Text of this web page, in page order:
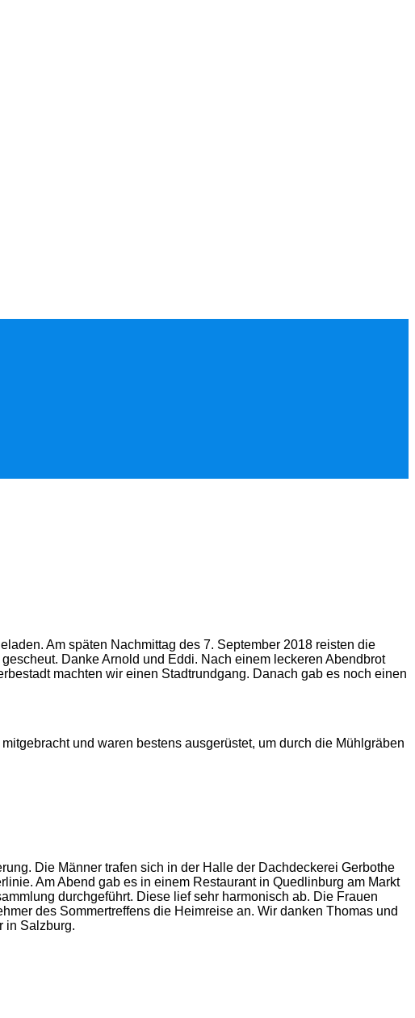
Am späten Nachmittag des 7. September 2018 reisten die
Danke Arnold und Eddi. Nach einem leckeren Abendbrot
machten wir einen Stadtrundgang. Danach gab es noch einen
und waren bestens ausgerüstet, um durch die Mühlgräben
Die Männer trafen sich in der Halle der Dachdeckerei Gerbothe
Am Abend gab es in einem Restaurant in Quedlinburg am Markt
durchgeführt. Diese lief sehr harmonisch ab. Die Frauen
des Sommertreffens die Heimreise an. Wir danken Thomas und
in Salzburg.